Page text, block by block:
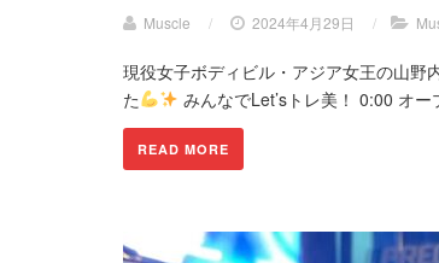
Muscle / 2024年4月29日 /
現役女子ボディビル・アジア女王の山野
た
みんなでLet’sトレ美！ 0:00 オ
READ MORE